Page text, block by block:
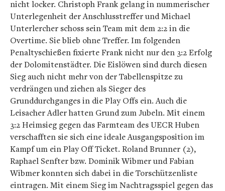
nicht locker. Christoph Frank gelang in nummerischer
Unterlegenheit der Anschlusstreffer und Michael
Unterlercher schoss sein Team mit dem 2:2 in die
Overtime. Sie blieb ohne Treffer. Im folgenden
Penaltyschießen fixierte Frank nicht nur den 3:2 Erfolg
der Dolomitenstädter. Die Eislöwen sind durch diesen
Sieg auch nicht mehr von der Tabellenspitze zu
verdrängen und ziehen als Sieger des
Grunddurchganges in die Play Offs ein. Auch die
Leisacher Adler hatten Grund zum Jubeln. Mit einem
3:2 Heimsieg gegen das Farmteam des UECR Huben
verschafften sie sich eine ideale Ausgangsposition im
Kampf um ein Play Off Ticket. Roland Brunner (2),
Raphael Senfter bzw. Dominik Wibmer und Fabian
Wibmer konnten sich dabei in die Torschützenliste
eintragen. Mit einem Sieg im Nachtragsspiel gegen das